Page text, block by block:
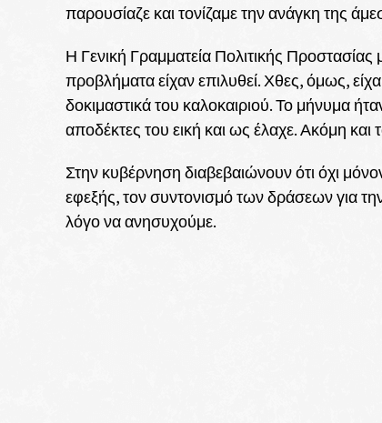
παρουσίαζε και τονίζαμε την ανάγκη της
Η Γενική Γραμματεία Πολιτικής
προβλήματα είχαν επιλυθεί. Χθες, όμως,
δοκιμαστικά του καλοκαιριού. Το μήνυμα
αποδέκτες του εική και ως έλαχε. Ακόμη και
Στην κυβέρνηση διαβεβαιώνουν ότι όχι
εφεξής, τον συντονισμό των δράσεων για
λόγο να ανησυχούμε.